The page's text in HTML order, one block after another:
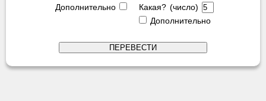
Дополнительно
Какая? (число)
Дополнительно